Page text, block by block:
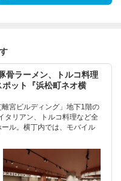
骨ラーメン、トルコ料理
ット『浜松町ネオ横
宮ビルディング」地下1階の
タリアン、トルコ料理など全
ル。横丁内では、モバイル